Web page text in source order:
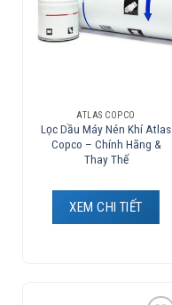
ATLAS COPCO
Lọc Dầu Máy Nén Khí Atlas
Copco – Chính Hãng &
Thay Thế
XEM CHI TIẾT